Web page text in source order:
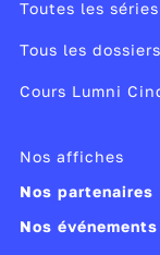
Toutes les
Tous les
Cours Lumni
Nos affiches
Nos partenaires
Nos événements